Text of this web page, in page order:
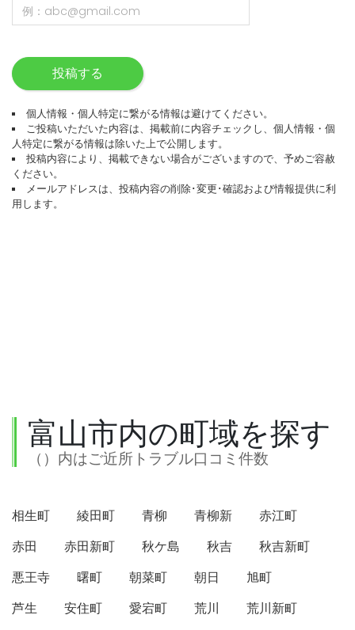
投稿する
個人情報・個人特定に繋がる情報は避けてください。
ご投稿いただいた内容は、掲載前に内容チェックし、個人情報・個
人特定に繋がる情報は除いた上で公開します。
投稿内容により、掲載できない場合がございますので、予めご容赦
ください。
メールアドレスは、投稿内容の削除･変更･確認および情報提供に利
用します。
富山市内の町域を探す
（）内はご近所トラブル口コミ件数
相生町 綾田町 青柳 青柳新
赤江町
赤田
赤田新町 秋ケ島 秋吉
秋吉新町
悪王寺
曙町 朝菜町 朝日
旭町
芦生
安住町 愛宕町 荒川
荒川新町